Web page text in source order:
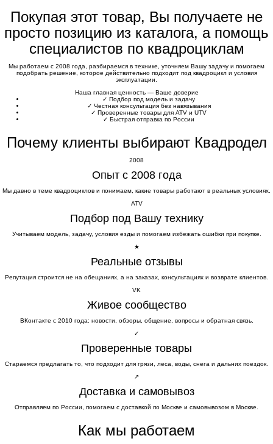
Покупая этот товар, Вы получаете не
просто позицию из каталога, а помощь
специалистов по квадроциклам
Мы работаем с 2008 года, разбираемся в технике, уточняем Вашу задачу и помогаем
подобрать решение, которое действительно подходит под квадроцикл и условия
эксплуатации.
Наша главная ценность — Ваше доверие
✓ Подбор под модель и задачу
✓ Честная консультация без навязывания
✓ Проверенные товары для ATV и UTV
✓ Быстрая отправка по России
Почему клиенты выбирают Квадродел
2008
Опыт с 2008 года
Мы давно в теме квадроциклов и понимаем, какие товары работают в реальных условиях.
ATV
Подбор под Вашу технику
Учитываем модель, задачу, условия езды и помогаем избежать ошибки при покупке.
★
Реальные отзывы
Репутация строится не на обещаниях, а на заказах, консультациях и возврате клиентов.
VK
Живое сообщество
ВКонтакте с 2010 года: новости, обзоры, общение, вопросы и обратная связь.
✓
Проверенные товары
Стараемся предлагать то, что подходит для грязи, леса, воды, снега и дальних поездок.
↗
Доставка и самовывоз
Отправляем по России, помогаем с доставкой по Москве и самовывозом в Москве.
Как мы работаем